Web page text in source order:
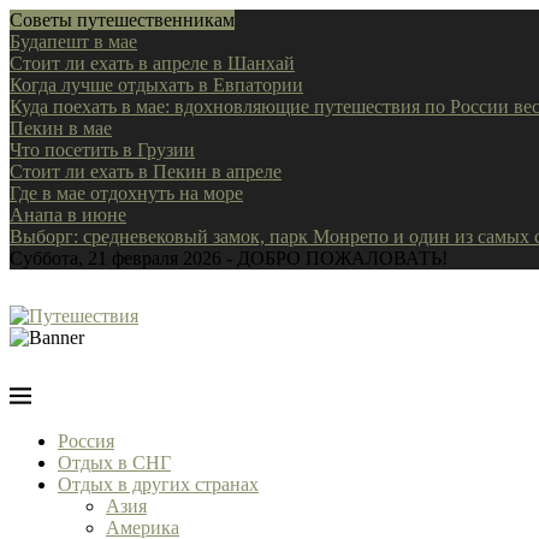
Советы путешественникам
Будапешт в мае
Стоит ли ехать в апреле в Шанхай
Когда лучше отдыхать в Евпатории
Куда поехать в мае: вдохновляющие путешествия по России
Пекин в мае
Что посетить в Грузии
Стоит ли ехать в Пекин в апреле
Где в мае отдохнуть на море
Анапа в июне
Выборг: средневековый замок, парк Монрепо и один из
Суббота, 21 февраля 2026 - ДОБРО ПОЖАЛОВАТЬ!
Россия
Отдых в СНГ
Отдых в других странах
Азия
Америка